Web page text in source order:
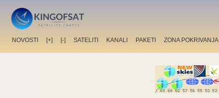
NOVOSTI [+] [-] SATELITI KANALI PAKETI ZONA POKRIVANJA